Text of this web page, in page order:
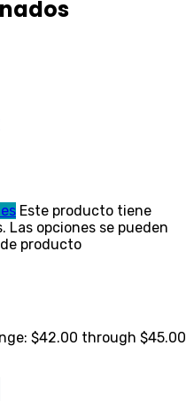
Este producto tiene
Las opciones se pueden
producto
$42.00 through $45.00